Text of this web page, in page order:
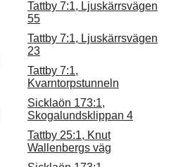
Tattby 7:1, Ljuskärrsvägen
55
Tattby 7:1, Ljuskärrsvägen
23
Tattby 7:1,
Kvarntorpstunneln
Sicklaön 173:1,
Skogalundsklippan 4
Tattby 25:1, Knut
Wallenbergs väg